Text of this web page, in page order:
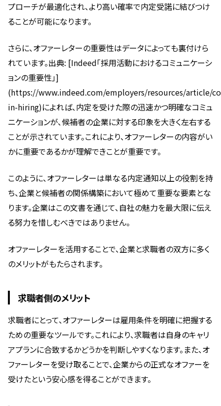
プローチが最適化され、より高い確率で内定受諾に結びつけ
ることが可能になります。
さらに、オファーレターの重要性はデータによっても裏付けら
れています。出典: [Indeed「採用活動におけるコミュニケーシ
ョンの重要性」]
(https://www.indeed.com/employers/resources/article/
in-hiring)によれば、内定を受けた際の迅速かつ明確なコミュ
ニケーションが、候補者の企業に対する印象を大きく左右する
ことが示されています。これにより、オファーレターの内容がい
かに重要であるかが理解できことが重要です。
このように、オファーレターは単なる内定通知以上の役割を持
ち、企業と候補者の関係構築において極めて重要な要素とな
ります。企業はこの文書を通じて、自社の魅力を最大限に伝え
る努力を惜しむべきではありません。
オファーレターを活用することで、企業と求職者の双方に多く
のメリットがもたらされます。
求職者側のメリット
求職者にとって、オファーレターは雇用条件を明確に把握する
ための重要なツールです。これにより、求職者は自身のキャリ
アプランに合致するかどうかを判断しやすくなります。また、オ
ファーレターを受け取ることで、企業からの正式なオファーを
受けたという安心感を得ることができます。